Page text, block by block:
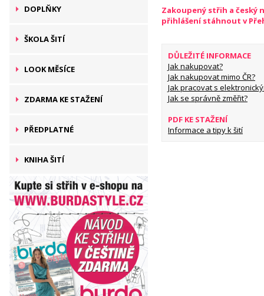
DOPLŇKY
ŠKOLA ŠITÍ
LOOK MĚSÍCE
ZDARMA KE STAŽENÍ
PŘEDPLATNÉ
KNIHA ŠITÍ
Zakoupený střih a český
přihlášení stáhnout v
DŮLEŽITÉ INFORMACE
Jak nakupovat?
Jak nakupovat mimo ČR?
Jak pracovat s
Jak se správně změřit?
PDF KE STAŽENÍ
Informace a tipy k šití